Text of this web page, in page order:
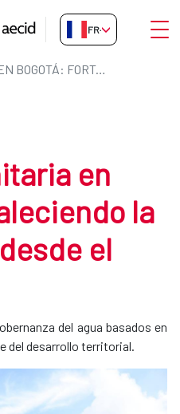
en Bogotá:
FR-FR
AGUA COMUNITARIA EN BOGOTÁ: FORTALECIENDO LA GOBERNANZA DESDE EL TERRITORIO
en
la
el
del agua basados en
del desarrollo territorial.